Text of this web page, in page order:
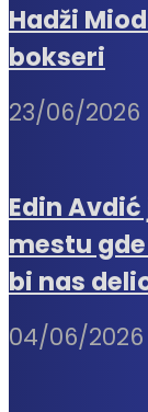
Hadži
bokseri
23/06/2026
Edin
mestu
bi nas
04/06/2026